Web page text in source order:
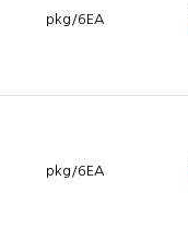
pkg/6EA
pkg/6EA